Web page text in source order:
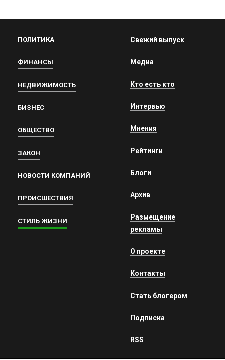
ПОЛИТИКА
ФИНАНСЫ
НЕДВИЖИМОСТЬ
БИЗНЕС
ОБЩЕСТВО
ЗАКОН
НОВОСТИ КОМПАНИЙ
ПРОИСШЕСТВИЯ
СТИЛЬ ЖИЗНИ
Свежий выпуск
Медиа
Кто есть кто
Интервью
Мнения
Рейтинги
Блоги
Архив
Размещение
рекламы
О проекте
Контакты
Стать блогером
Подписка
RSS